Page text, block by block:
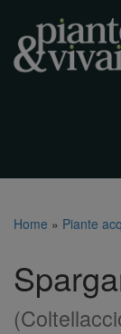
Home » Piante